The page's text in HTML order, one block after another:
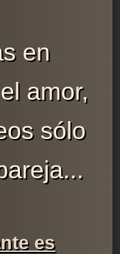
en
amor,
sólo
es